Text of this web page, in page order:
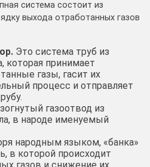
система состоит из
выхода отработанных газов
Это система труб из
которая принимает
газы, гасит их
процесс и отправляет
газоотвод из
в народе именуемый
народным языком, «банка»
в которой происходит